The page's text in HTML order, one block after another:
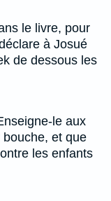
le livre, pour
à Josué
de dessous les
le aux
et que
les enfants